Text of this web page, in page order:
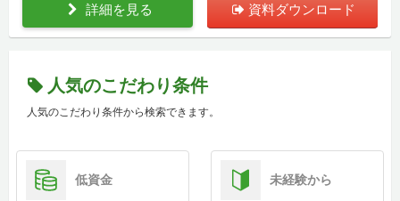
詳細を見る 資料ダウンロード
人気のこだわり条件
人気のこだわり条件から検索できます。
低資金 未経験から